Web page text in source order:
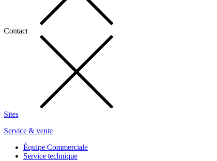
Contact
Sites
Service & vente
Équipe Commerciale
Service technique